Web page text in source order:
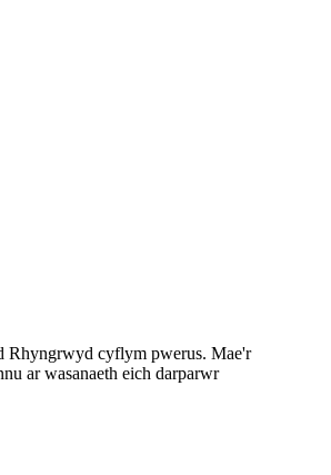
Rhyngrwyd cyflym pwerus. Mae'r
ar wasanaeth eich darparwr